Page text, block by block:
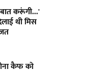
करूंगी...'
थी मिस
कैफ को